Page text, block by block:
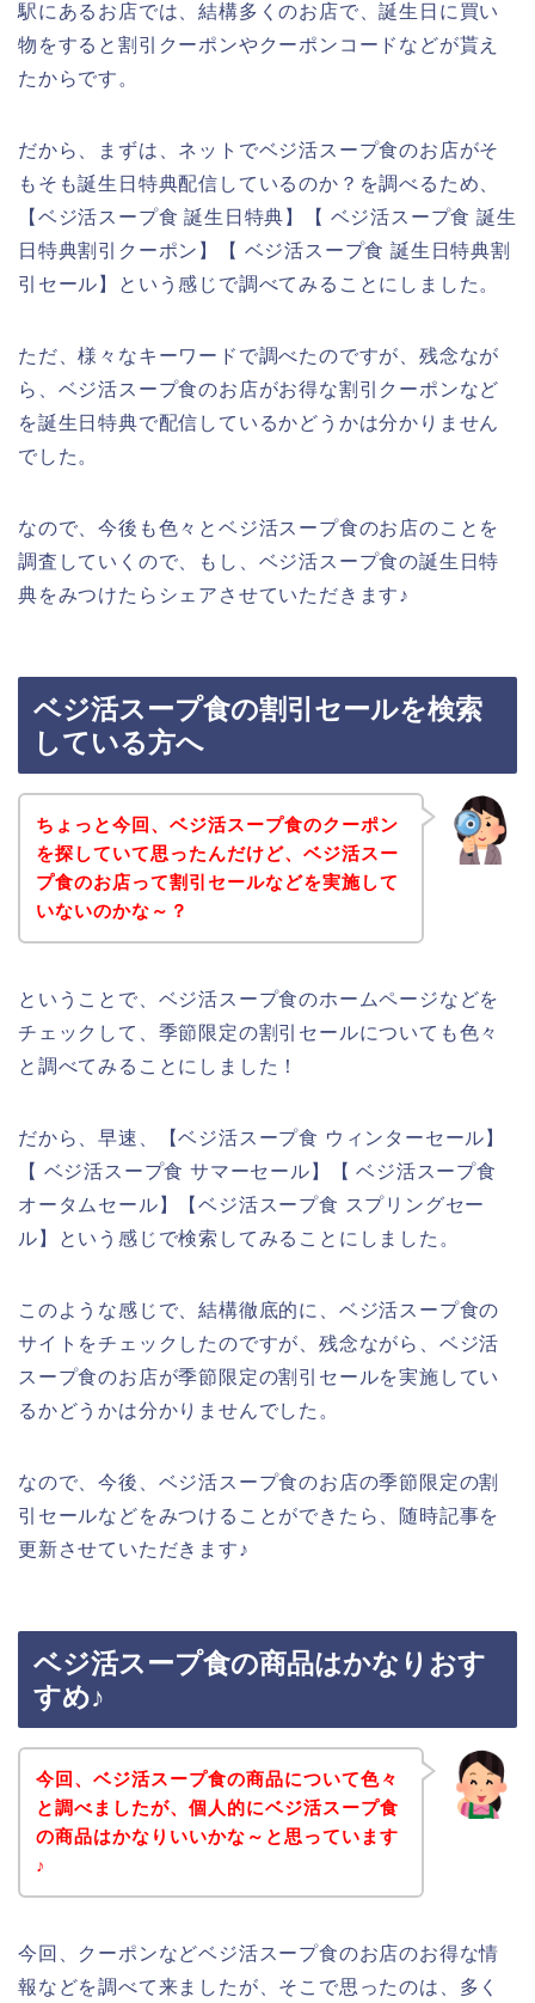
駅にあるお店では、結構多くのお店で、誕生日に買い
物をすると割引クーポンやクーポンコードなどが貰え
たからです。
だから、まずは、ネットでベジ活スープ食のお店がそ
もそも誕生日特典配信しているのか？を調べるため、
【ベジ活スープ食 誕生日特典】【 ベジ活スープ食 誕生
日特典割引クーポン】【 ベジ活スープ食 誕生日特典割
引セール】という感じで調べてみることにしました。
ただ、様々なキーワードで調べたのですが、残念なが
ら、ベジ活スープ食のお店がお得な割引クーポンなど
を誕生日特典で配信しているかどうかは分かりません
でした。
なので、今後も色々とベジ活スープ食のお店のことを
調査していくので、もし、ベジ活スープ食の誕生日特
典をみつけたらシェアさせていただきます♪
ベジ活スープ食の割引セールを検索
している方へ
ちょっと今回、ベジ活スープ食のクーポン
を探していて思ったんだけど、ベジ活スー
プ食のお店って割引セールなどを実施して
いないのかな～？
ということで、ベジ活スープ食のホームページなどを
チェックして、季節限定の割引セールについても色々
と調べてみることにしました！
だから、早速、【ベジ活スープ食 ウィンターセール】
【 ベジ活スープ食 サマーセール】【 ベジ活スープ食
オータムセール】【ベジ活スープ食 スプリングセー
ル】という感じで検索してみることにしました。
このような感じで、結構徹底的に、ベジ活スープ食の
サイトをチェックしたのですが、残念ながら、ベジ活
スープ食のお店が季節限定の割引セールを実施してい
るかどうかは分かりませんでした。
なので、今後、ベジ活スープ食のお店の季節限定の割
引セールなどをみつけることができたら、随時記事を
更新させていただきます♪
ベジ活スープ食の商品はかなりおす
すめ♪
今回、ベジ活スープ食の商品について色々
と調べましたが、個人的にベジ活スープ食
の商品はかなりいいかな～と思っています
♪
今回、クーポンなどベジ活スープ食のお店のお得な情
報などを調べて来ましたが、そこで思ったのは、多く